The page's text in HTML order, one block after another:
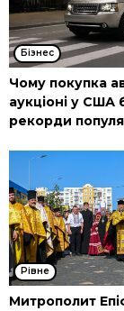
Бізнес
Чому покупка
аукціоні у США
рекорди
Рівне
Митрополит